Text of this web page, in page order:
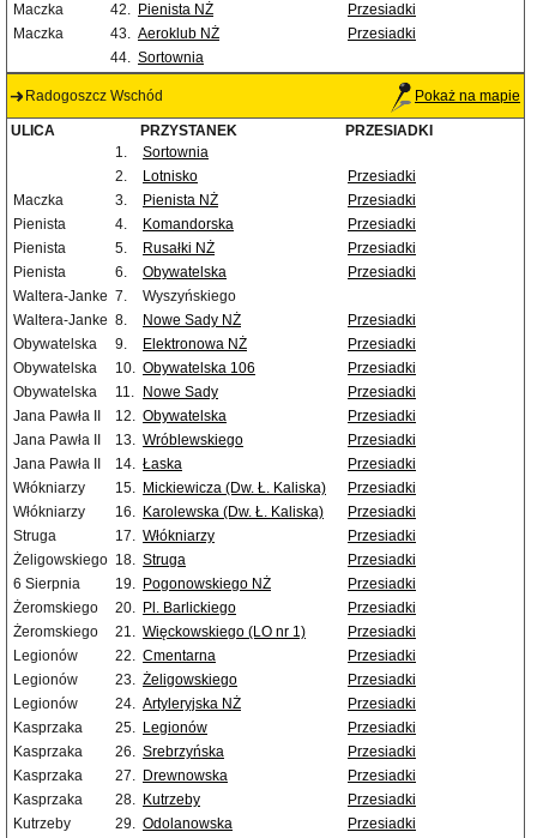
Maczka
42. Pienista NŻ
Przesiadki
Maczka
43. Aeroklub NŻ
Przesiadki
44. Sortownia
Radogoszcz Wschód Pokaż na mapie
ULICA PRZYSTANEK
PRZESIADKI
1.
Sortownia
2.
Lotnisko
Przesiadki
Maczka
3. Pienista NŻ
Przesiadki
Pienista
4. Komandorska
Przesiadki
Pienista
5. Rusałki NŻ
Przesiadki
Pienista
6. Obywatelska
Przesiadki
Waltera-Janke 7.
Wyszyńskiego
Waltera-Janke 8. Nowe Sady NŻ
Przesiadki
Obywatelska
9. Elektronowa NŻ
Przesiadki
Obywatelska
10. Obywatelska 106
Przesiadki
Obywatelska
11. Nowe Sady
Przesiadki
Jana Pawła II
12. Obywatelska
Przesiadki
Jana Pawła II
13. Wróblewskiego
Przesiadki
Jana Pawła II
14. Łaska
Przesiadki
Włókniarzy
15. Mickiewicza (Dw. Ł. Kaliska)
Przesiadki
Włókniarzy
16. Karolewska (Dw. Ł. Kaliska)
Przesiadki
Struga
17. Włókniarzy
Przesiadki
Żeligowskiego 18. Struga
Przesiadki
6 Sierpnia
19. Pogonowskiego NŻ
Przesiadki
Żeromskiego
20. Pl. Barlickiego
Przesiadki
Żeromskiego
21. Więckowskiego (LO nr 1)
Przesiadki
Legionów
22. Cmentarna
Przesiadki
Legionów
23. Żeligowskiego
Przesiadki
Legionów
24. Artyleryjska NŻ
Przesiadki
Kasprzaka
25. Legionów
Przesiadki
Kasprzaka
26. Srebrzyńska
Przesiadki
Kasprzaka
27. Drewnowska
Przesiadki
Kasprzaka
28. Kutrzeby
Przesiadki
Kutrzeby
29. Odolanowska Przesiadki